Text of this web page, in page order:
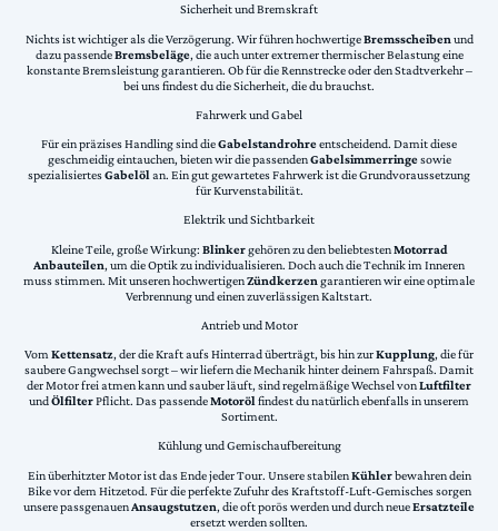
Sicherheit und Bremskraft
Nichts ist wichtiger als die Verzögerung. Wir führen hochwertigeBremsscheiben und
dazu passendeBremsbeläge, die auch unter extremer thermischer Belastung eine
konstante Bremsleistung garantieren. Ob für die Rennstrecke oder den Stadtverkehr –
bei uns findest du die Sicherheit, die du brauchst.
Fahrwerk und Gabel
Für ein präzises Handling sind dieGabelstandrohreentscheidend. Damit diese
geschmeidig eintauchen, bieten wir die passendenGabelsimmerringesowie
spezialisiertesGabelölan. Ein gut gewartetes Fahrwerk ist die Grundvoraussetzung
für Kurvenstabilität.
Elektrik und Sichtbarkeit
Kleine Teile, große Wirkung: Blinkergehören zu den beliebtestenMotorrad
Anbauteilen, um die Optik zu individualisieren. Doch auch die Technik im Inneren
muss stimmen. Mit unseren hochwertigenZündkerzen garantieren wir eine optimale
Verbrennung und einen zuverlässigen Kaltstart.
Antrieb und Motor
VomKettensatz, der die Kraft aufs Hinterrad überträgt, bis hin zurKupplung, die für
saubere Gangwechsel sorgt – wir liefern die Mechanik hinter deinem Fahrspaß. Damit
der Motor frei atmen kann und sauber läuft, sind regelmäßige Wechsel vonLuftfilter
undÖlfilterPflicht. Das passendeMotorölfindest du natürlich ebenfalls in unserem
Sortiment.
Kühlung und Gemischaufbereitung
Ein überhitzter Motor ist das Ende jeder Tour. Unsere stabilenKühlerbewahren dein
Bike vor dem Hitzetod. Für die perfekte Zufuhr des Kraftstoff-Luft-Gemisches sorgen
unsere passgenauenAnsaugstutzen, die oft porös werden und durch neueErsatzteile
ersetzt werden sollten.